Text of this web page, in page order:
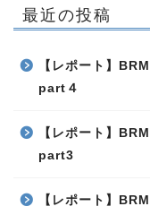
最近の投稿
【レポート】
part４
【レポート】
part3
【レポート】